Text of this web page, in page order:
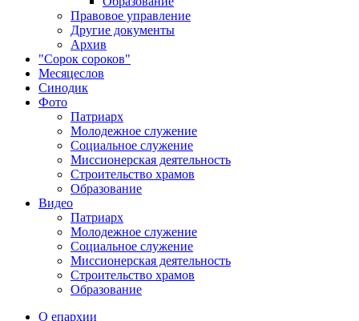
Правовое управление
Другие документы
Архив
"Сорок сороков"
Месяцеслов
Синодик
Фото
Патриарх
Молодежное служение
Социальное служение
Миссионерская деятельность
Строительство храмов
Образование
Видео
Патриарх
Молодежное служение
Социальное служение
Миссионерская деятельность
Строительство храмов
Образование
О епархии